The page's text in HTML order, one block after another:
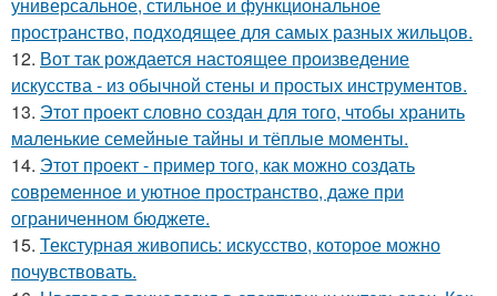
пространство, подходящее для самых разных жильцов.
12. Вот так рождается настоящее произведение
искусства - из обычной стены и простых инструментов.
13. Этот проект словно создан для того, чтобы хранить
маленькие семейные тайны и тёплые моменты.
14. Этот проект - пример того, как можно создать
современное и уютное пространство, даже при
ограниченном бюджете.
15. Текстурная живопись: искусство, которое можно
почувствовать.